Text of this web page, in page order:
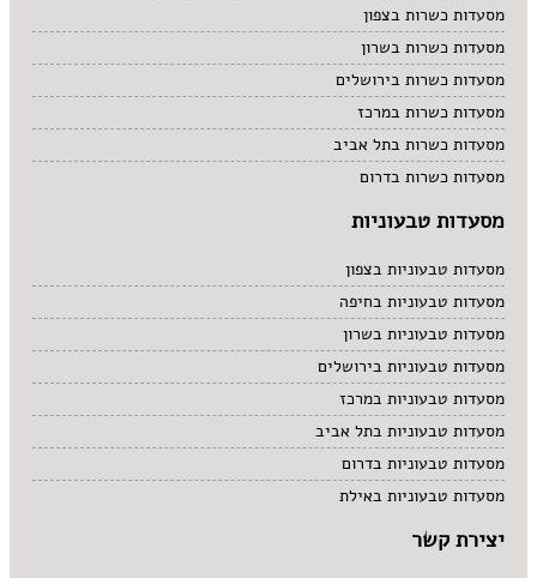
מסעדות כשרות בצפון
מסעדות כשרות בשרון
מסעדות כשרות בירושלים
מסעדות כשרות במרכז
מסעדות כשרות בתל אביב
מסעדות כשרות בדרום
מסעדות טבעוניות
מסעדות טבעוניות בצפון
מסעדות טבעוניות בחיפה
מסעדות טבעוניות בשרון
מסעדות טבעוניות בירושלים
מסעדות טבעוניות במרכז
מסעדות טבעוניות בתל אביב
מסעדות טבעוניות בדרום
מסעדות טבעוניות באילת
יצירת קשר